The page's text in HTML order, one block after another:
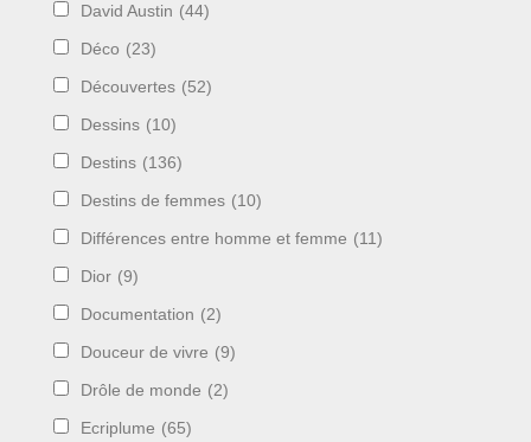
David Austin (44)
Déco (23)
Découvertes (52)
Dessins (10)
Destins (136)
Destins de femmes (10)
Différences entre homme et femme (11)
Dior (9)
Documentation (2)
Douceur de vivre (9)
Drôle de monde (2)
Ecriplume (65)